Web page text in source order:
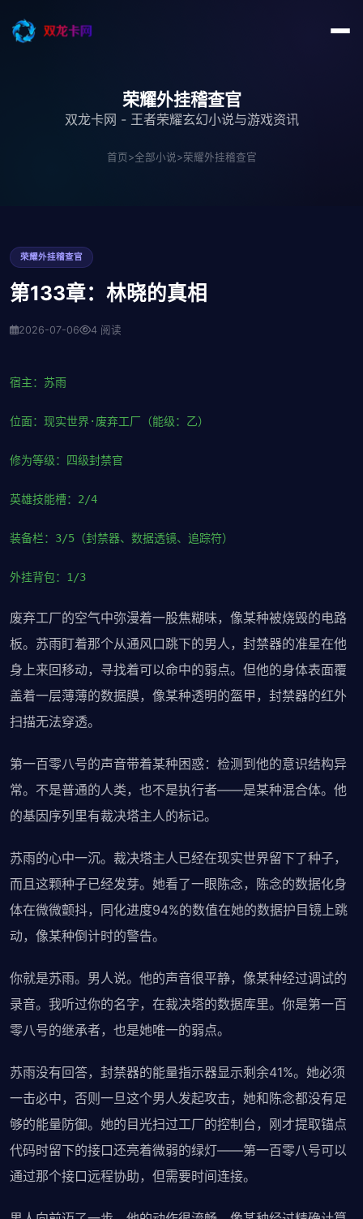
荣耀外挂稽查官
双龙卡网 - 王者荣耀玄幻小说与游戏资讯
首页>全部小说>荣耀外挂稽查官
荣耀外挂稽查官
第133章：林晓的真相
2026-07-06 4 阅读
宿主：苏雨
位面：现实世界·废弃工厂（能级：乙）
修为等级：四级封禁官
英雄技能槽：2/4
装备栏：3/5（封禁器、数据透镜、追踪符）
外挂背包：1/3
废弃工厂的空气中弥漫着一股焦糊味，像某种被烧毁的电路
板。苏雨盯着那个从通风口跳下的男人，封禁器的准星在他
身上来回移动，寻找着可以命中的弱点。但他的身体表面覆
盖着一层薄薄的数据膜，像某种透明的盔甲，封禁器的红外
扫描无法穿透。
第一百零八号的声音带着某种困惑：检测到他的意识结构异
常。不是普通的人类，也不是执行者——是某种混合体。他
的基因序列里有裁决塔主人的标记。
苏雨的心中一沉。裁决塔主人已经在现实世界留下了种子，
而且这颗种子已经发芽。她看了一眼陈念，陈念的数据化身
体在微微颤抖，同化进度94%的数值在她的数据护目镜上跳
动，像某种倒计时的警告。
你就是苏雨。男人说。他的声音很平静，像某种经过调试的
录音。我听过你的名字，在裁决塔的数据库里。你是第一百
零八号的继承者，也是她唯一的弱点。
苏雨没有回答，封禁器的能量指示器显示剩余41%。她必须
一击必中，否则一旦这个男人发起攻击，她和陈念都没有足
够的能量防御。她的目光扫过工厂的控制台，刚才提取锚点
代码时留下的接口还亮着微弱的绿灯——第一百零八号可以
通过那个接口远程协助，但需要时间连接。